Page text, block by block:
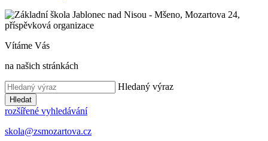
Vítáme Vás
na našich stránkách
Hledaný výraz
Hledat
rozšířené vyhledávání
skola@zsmozartova.cz